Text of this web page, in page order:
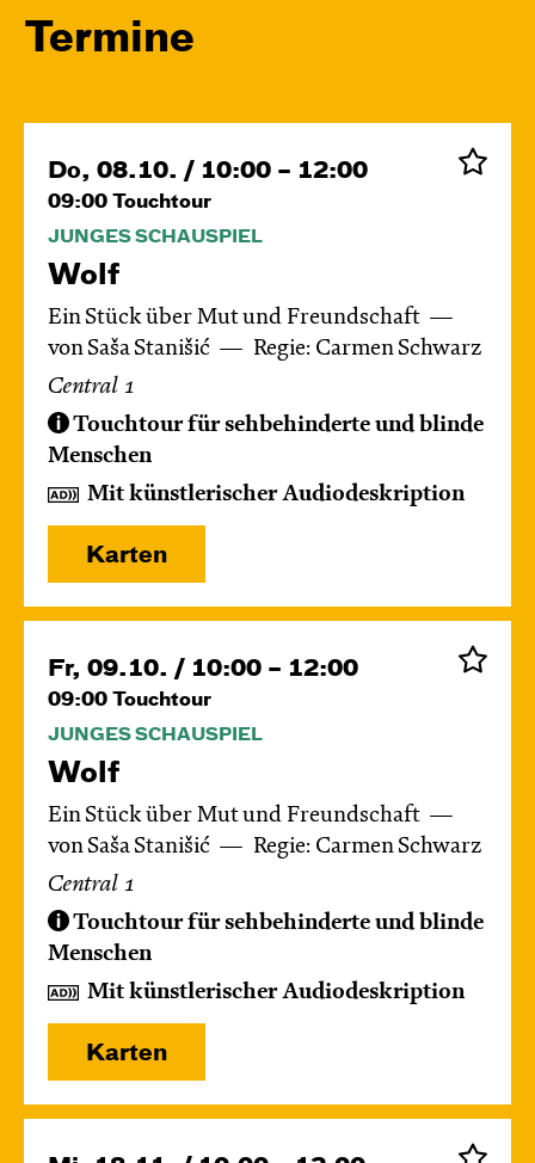
Termine
Do, 08.10. / 10:00 – 12:00
09:00 Touchtour
JUNGES SCHAUSPIEL
Wolf
Ein Stück über Mut und Freundschaft
von Saša Stanišić
Regie: Carmen Schwarz
Central 1
Touchtour für sehbehinderte und blinde
Menschen
Mit künstlerischer Audiodeskription
Karten
Fr, 09.10. / 10:00 – 12:00
09:00 Touchtour
JUNGES SCHAUSPIEL
Wolf
Ein Stück über Mut und Freundschaft
von Saša Stanišić
Regie: Carmen Schwarz
Central 1
Touchtour für sehbehinderte und blinde
Menschen
Mit künstlerischer Audiodeskription
Karten